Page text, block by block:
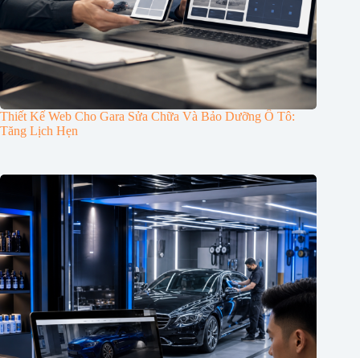
Thiết Kế Web Cho Gara Sửa Chữa Và Bảo Dưỡng Ô Tô:
Tăng Lịch Hẹn